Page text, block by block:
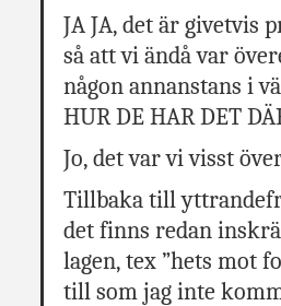
JA JA, det är givetvis
så att vi ändå var
någon annanstans i
HUR DE HAR DET
Jo, det var vi visst
Tillbaka till
det finns redan
lagen, tex ”hets mot
till som jag inte